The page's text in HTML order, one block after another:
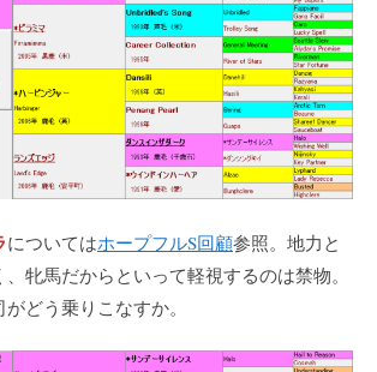
についてはホープフルS回顧参照。地力と
牝馬だからといって軽視するのは禁物。
どう乗りこなすか。